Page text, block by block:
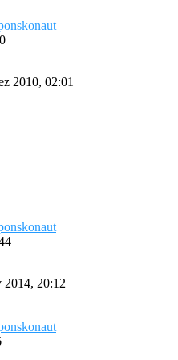
2010, 02:01
2014, 20:12